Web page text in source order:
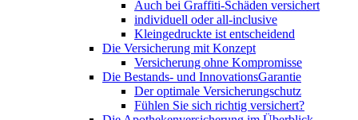
Auch bei Graffiti-Schäden versichert
individuell oder all-inclusive
Kleingedruckte ist entscheidend
Die Versicherung mit Konzept
Versicherung ohne Kompromisse
Die Bestands- und InnovationsGarantie
Der optimale Versicherungschutz
Fühlen Sie sich richtig versichert?